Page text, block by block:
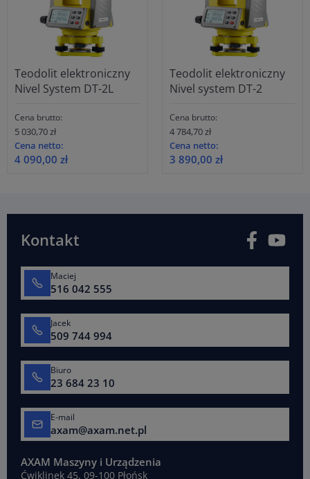
Teodolit elektroniczny
Nivel System DT-2L
Cena brutto:
5 030,70 zł
Cena netto:
4 090,00 zł
Teodolit elektroniczny
Nivel system DT-2
Cena brutto:
4 784,70 zł
Cena netto:
3 890,00 zł
Kontakt Facebook
Maciej
516 042 555
Jacek
509 744 994
Biuro
23 684 23 10
E-mail
axam@axam.net.pl
AXAM Maszyny i Urządzenia
Ćwiklinek 45, 09-100 Płońsk